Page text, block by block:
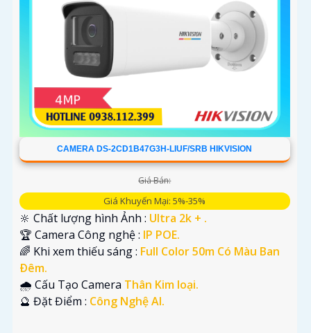
CAMERA DS-2CD1B47G3H-LIUF/SRB HIKVISION
Giá Bán:
Giá Khuyến Mại: 5%-35%
🔆 Chất lượng hình Ảnh : Ultra 2k + .
🏆 Camera Công nghệ : IP POE.
🌈 Khi xem thiếu sáng : Full Color 50m Có Màu Ban
Ðêm.
🌧️ Cấu Tạo Camera Thân Kim loại.
️🔮 Đặt Điểm : Công Nghệ AI.